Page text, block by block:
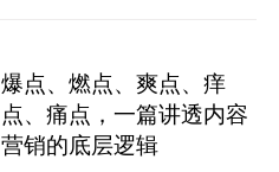
爆点、燃点、爽点、痒
点、痛点，一篇讲透内容
营销的底层逻辑